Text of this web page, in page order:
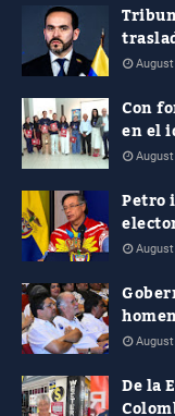
y
Con
en el
le
Petro
la
De la